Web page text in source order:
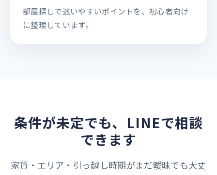
部屋探しで迷いやすいポイントを、初心者向け
に整理しています。
条件が未定でも、LINEで相談
できます
家賃・エリア・引っ越し時期がまだ曖昧でも大丈